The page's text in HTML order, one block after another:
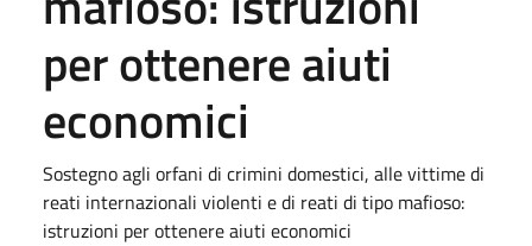
per ottenere aiuti
economici
Sostegno agli orfani di crimini domestici, alle vittime di
reati internazionali violenti e di reati di tipo mafioso:
istruzioni per ottenere aiuti economici